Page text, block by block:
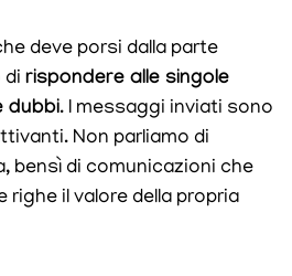
deve porsi dalla parte
di rispondere alle singole
dubbi. I messaggi inviati sono
Non parliamo di
bensì di comunicazioni che
il valore della propria